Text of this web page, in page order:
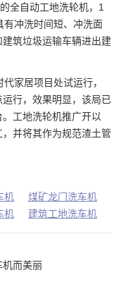
全自动工地洗轮机，1
有冲洗时间短、冲洗面
筑垃圾运输车辆进出建
家居项目处试运行，
行，效果明显，该局已
工地洗轮机推广开以
并将其作为规范渣土管
机
煤矿龙门洗车机
机 建筑工地洗车机
机而美丽